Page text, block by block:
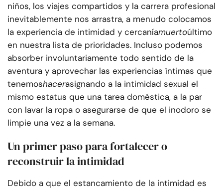
niños, los viajes compartidos y la carrera profesional
inevitablemente nos arrastra, a menudo colocamos
la experiencia de intimidad y cercaníamuertoúltimo
en nuestra lista de prioridades. Incluso podemos
absorber involuntariamente todo sentido de la
aventura y aprovechar las experiencias íntimas que
tenemoshacerasignando a la intimidad sexual el
mismo estatus que una tarea doméstica, a la par
con lavar la ropa o asegurarse de que el inodoro se
limpie una vez a la semana.
Un primer paso para fortalecer o
reconstruir la intimidad
Debido a que el estancamiento de la intimidad es